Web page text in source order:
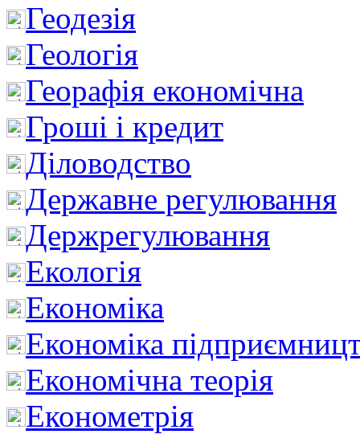
Геодезія
Геологія
Георафія економічна
Гроші і кредит
Діловодство
Державне регулювання
Держрегулювання
Екологія
Економіка
Економіка
Економічна теорія
Економетрія